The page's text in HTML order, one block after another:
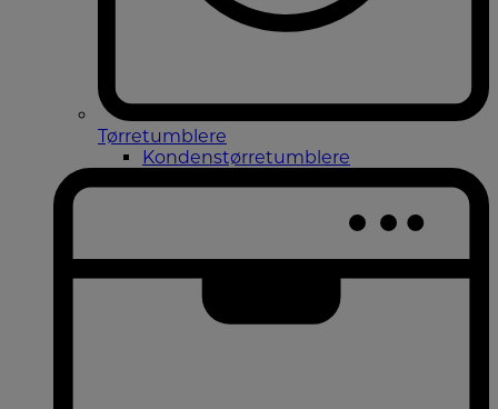
Tørretumblere
Kondenstørretumblere